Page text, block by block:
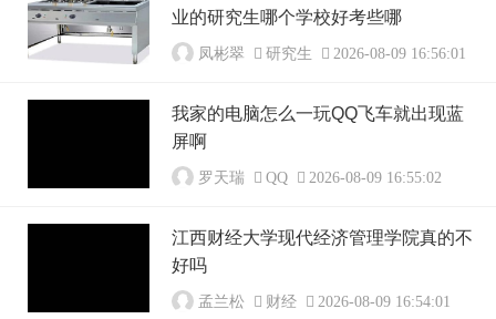
业的研究生哪个学校好考些哪
凤彬翠 研究生 2026-08-09 16:56:01
我家的电脑怎么一玩QQ飞车就出现蓝
屏啊
罗天瑞 QQ 2026-08-09 16:55:02
江西财经大学现代经济管理学院真的不
好吗
孟兰松 财经 2026-08-09 16:54:01